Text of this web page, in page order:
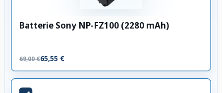
Batterie Sony NP-FZ100 (2280 mAh)
69,00 €65,55 €